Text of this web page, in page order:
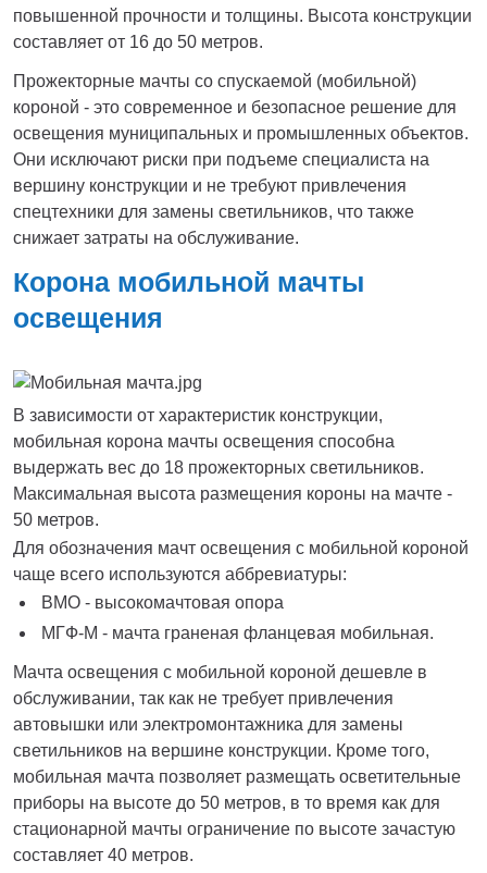
повышенной прочности и толщины. Высота конструкции
составляет от 16 до 50 метров.
Прожекторные мачты со спускаемой (мобильной)
короной - это современное и безопасное решение для
освещения муниципальных и промышленных объектов.
Они исключают риски при подъеме специалиста на
вершину конструкции и не требуют привлечения
спецтехники для замены светильников, что также
снижает затраты на обслуживание.
Корона мобильной мачты
освещения
В зависимости от характеристик конструкции,
мобильная корона мачты освещения способна
выдержать вес до 18 прожекторных светильников.
Максимальная высота размещения короны на мачте -
50 метров.
Для обозначения мачт освещения с мобильной короной
чаще всего используются аббревиатуры:
ВМО - высокомачтовая опора
МГФ-М - мачта граненая фланцевая мобильная.
Мачта освещения с мобильной короной дешевле в
обслуживании, так как не требует привлечения
автовышки или электромонтажника для замены
светильников на вершине конструкции. Кроме того,
мобильная мачта позволяет размещать осветительные
приборы на высоте до 50 метров, в то время как для
стационарной мачты ограничение по высоте зачастую
составляет 40 метров.